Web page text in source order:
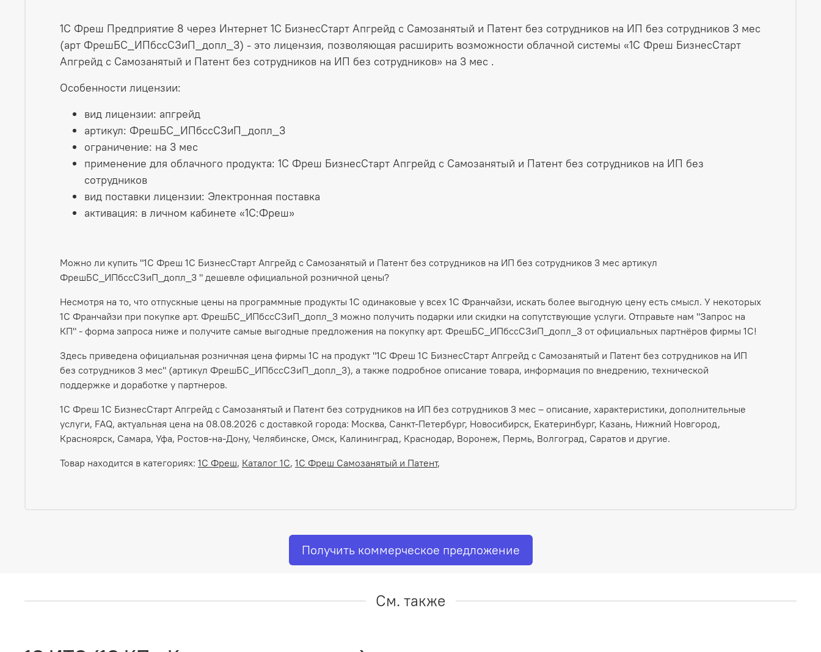
1С Фреш Предприятие 8 через Интернет 1С БизнесСтарт Апгрейд с Самозанятый и Патент без сотрудников на ИП без сотрудников 3 мес
(арт ФрешБС_ИПбссСЗиП_допл_3) - это лицензия, позволяющая расширить возможности облачной системы «1С Фреш БизнесСтарт
Апгрейд с Самозанятый и Патент без сотрудников на ИП без сотрудников» на 3 мес .
Особенности лицензии:
вид лицензии: апгрейд
артикул: ФрешБС_ИПбссСЗиП_допл_3
ограничение: на 3 мес
применение для облачного продукта: 1С Фреш БизнесСтарт Апгрейд с Самозанятый и Патент без сотрудников на ИП без
сотрудников
вид поставки лицензии: Электронная поставка
активация: в личном кабинете «1С:Фреш»
Можно ли купить "1С Фреш 1С БизнесСтарт Апгрейд с Самозанятый и Патент без сотрудников на ИП без сотрудников 3 мес артикул
ФрешБС_ИПбссСЗиП_допл_3 " дешевле официальной розничной цены?
Несмотря на то, что отпускные цены на программные продукты 1С одинаковые у всех 1С Франчайзи, искать более выгодную цену есть смысл. У некоторых
1С Франчайзи при покупке арт. ФрешБС_ИПбссСЗиП_допл_3 можно получить подарки или скидки на сопутствующие услуги. Отправьте нам "Запрос на
КП" - форма запроса ниже и получите самые выгодные предложения на покупку арт. ФрешБС_ИПбссСЗиП_допл_3 от официальных партнёров фирмы 1С!
Здесь приведена официальная розничная цена фирмы 1С на продукт "1С Фреш 1С БизнесСтарт Апгрейд с Самозанятый и Патент без сотрудников на ИП
без сотрудников 3 мес" (артикул ФрешБС_ИПбссСЗиП_допл_3), а также подробное описание товара, информация по внедрению, технической
поддержке и доработке у партнеров.
1С Фреш 1С БизнесСтарт Апгрейд с Самозанятый и Патент без сотрудников на ИП без сотрудников 3 мес – описание, характеристики, дополнительные
услуги, FAQ, актуальная цена на 08.08.2026 с доставкой города: Москва, Санкт-Петербург, Новосибирск, Екатеринбург, Казань, Нижний Новгород,
Красноярск, Самара, Уфа, Ростов-на-Дону, Челябинске, Омск, Калининград, Краснодар, Воронеж, Пермь, Волгоград, Саратов и другие.
Товар находится в категориях: 1С Фреш, Каталог 1С, 1С Фреш Самозанятый и Патент,
Получить коммерческое предложение
См. также